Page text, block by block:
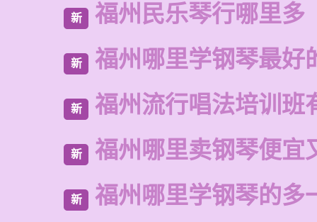
新 福州民乐琴行哪里多
新 福州哪里学钢琴最好
新 福州流行唱法培训班
新 福州哪里卖钢琴便宜
新 福州哪里学钢琴的多